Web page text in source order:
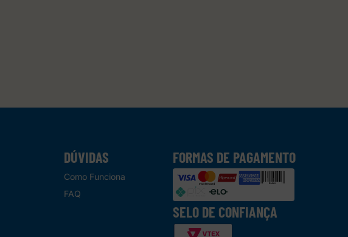
DÚVIDAS
Como Funciona
FAQ
FORMAS DE PAGAMENTO
SELO DE CONFIANÇA